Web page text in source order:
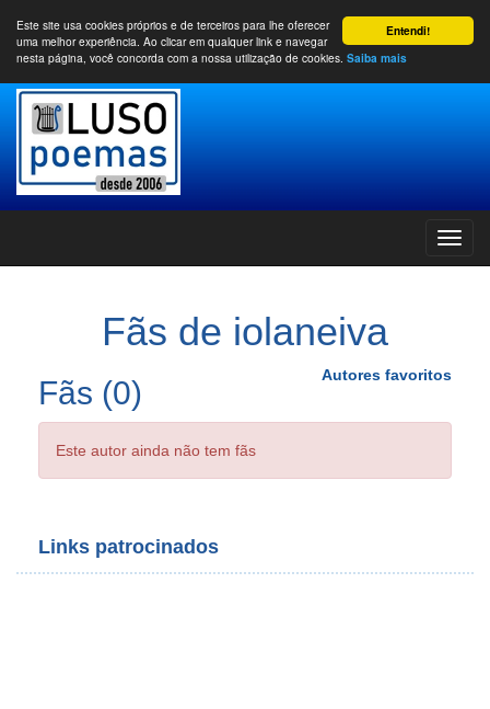
Entendi!
Este site usa cookies próprios e de terceiros para lhe oferecer
uma melhor experiência. Ao clicar em qualquer link e navegar
nesta página, você concorda com a nossa utilização de cookies. Saiba mais
Fãs de iolaneiva
Autores favoritos
Fãs (0)
Este autor ainda não tem fãs
Links patrocinados